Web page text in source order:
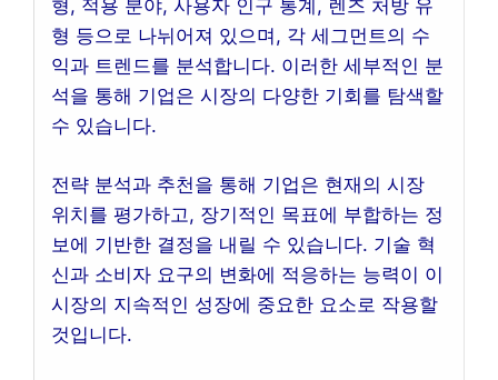
형, 적용 분야, 사용자 인구 통계, 렌즈 처방 유
형 등으로 나뉘어져 있으며, 각 세그먼트의 수
익과 트렌드를 분석합니다. 이러한 세부적인 분
석을 통해 기업은 시장의 다양한 기회를 탐색할
수 있습니다.
전략 분석과 추천을 통해 기업은 현재의 시장
위치를 평가하고, 장기적인 목표에 부합하는 정
보에 기반한 결정을 내릴 수 있습니다. 기술 혁
신과 소비자 요구의 변화에 적응하는 능력이 이
시장의 지속적인 성장에 중요한 요소로 작용할
것입니다.